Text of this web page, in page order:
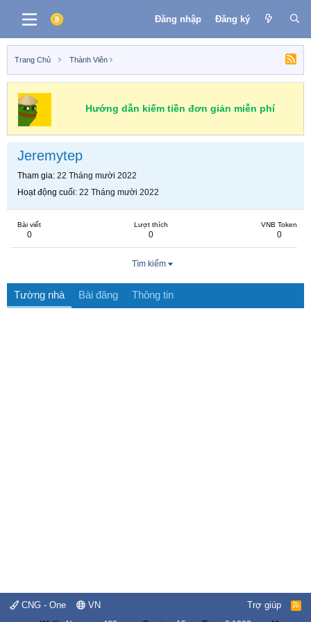
Đăng nhập Đăng ký
Trang Chủ Thành Viên
Hướng dẫn kiếm tiền đơn giản miễn phí
Jeremytep
Tham gia 22 Tháng mười 2022
Hoạt động cuối 22 Tháng mười 2022
Bài viết
0
Lượt thích
0
VNB Token
0
Tìm kiếm
Tường nhà Bài đăng Thông tin
CNG - One VN Trợ giúp
R